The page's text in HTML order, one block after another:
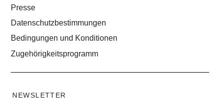
Presse
Datenschutzbestimmungen
Bedingungen und Konditionen
Zugehörigkeitsprogramm
NEWSLETTER